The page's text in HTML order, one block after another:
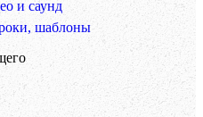
и саунд
шаблоны